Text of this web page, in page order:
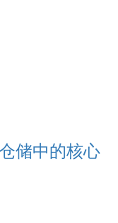
储中的核心